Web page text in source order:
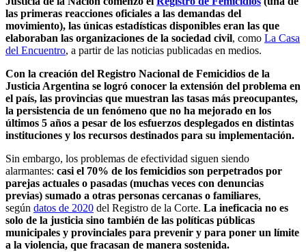
las primeras reacciones oficiales a las demandas del
movimiento), las únicas estadísticas disponibles eran las que
elaboraban las organizaciones de la sociedad civil, como La Casa
del Encuentro, a partir de las noticias publicadas en medios.
Con la creación del Registro Nacional de Femicidios de la
Justicia Argentina se logró conocer la extensión del problema en
el país, las provincias que muestran las tasas más preocupantes,
la persistencia de un fenómeno que no ha mejorado en los
últimos 5 años a pesar de los esfuerzos desplegados en distintas
instituciones y los recursos destinados para su implementación.
Sin embargo, los problemas de efectividad siguen siendo
alarmantes: casi el 70% de los femicidios son perpetrados por
parejas actuales o pasadas (muchas veces con denuncias
previas) sumado a otras personas cercanas o familiares,
según datos de 2020 del Registro de la Corte. La ineficacia no es
solo de la justicia sino también de las políticas públicas
municipales y provinciales para prevenir y para poner un límite
a la violencia, que fracasan de manera sostenida.